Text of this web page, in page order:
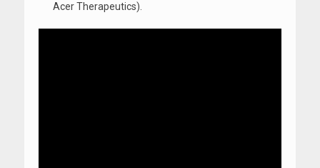
Acer Therapeutics).